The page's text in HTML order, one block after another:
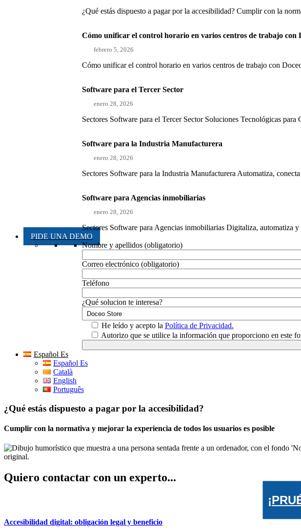
¿Qué estás dispuesto a pagar por la accesibilidad? Cumplir con la
Cómo unificar el control horario en varios centros de trabajo con
febrero 5, 2026
Cómo unificar el control horario en varios centros de trabajo con
Software para el Tercer Sector
enero 28, 2026
Sectores Software para el Tercer Sector Soluciones Tecnológicas
Software para la Industria Manufacturera
enero 28, 2026
Sectores Software para la Industria Manufacturera Automatiza,
Software para Agencias inmobiliarias
enero 28, 2026
Sectores Software para Agencias inmobiliarias Digitaliza, automatiza
PIDE UNA DEMO
Nombre y apellidos (obligatorio)
Correo electrónico (obligatorio)
Teléfono
¿Qué solucion te interesa?
He leído y acepto la Política de Privacidad.
Autorizo que se utilice la información que proporciono en este
Español Es
Español Es
Català
English
Português
¿Qué estás dispuesto a pagar por la accesibilidad?
Cumplir con la normativa y mejorar la experiencia de todos los usuarios es posible
Quiero contactar con un experto...
Accesibilidad digital: obligación legal y beneficio